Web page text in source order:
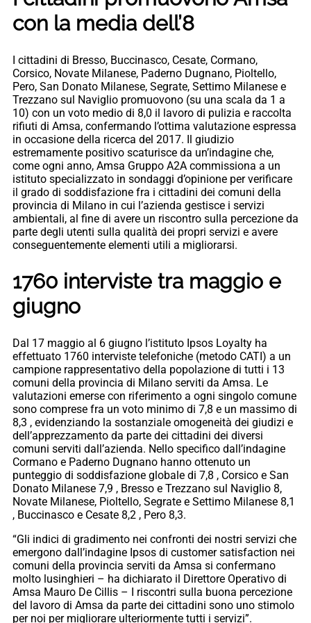
con la media dell’8
I cittadini di Bresso, Buccinasco, Cesate, Cormano,
Corsico, Novate Milanese, Paderno Dugnano, Pioltello,
Pero, San Donato Milanese, Segrate, Settimo Milanese e
Trezzano sul Naviglio promuovono (su una scala da 1 a
10) con un voto medio di 8,0 il lavoro di pulizia e raccolta
rifiuti di Amsa, confermando l’ottima valutazione espressa
in occasione della ricerca del 2017. Il giudizio
estremamente positivo scaturisce da un’indagine che,
come ogni anno, Amsa Gruppo A2A commissiona a un
istituto specializzato in sondaggi d’opinione per verificare
il grado di soddisfazione fra i cittadini dei comuni della
provincia di Milano in cui l’azienda gestisce i servizi
ambientali, al fine di avere un riscontro sulla percezione da
parte degli utenti sulla qualità dei propri servizi e avere
conseguentemente elementi utili a migliorarsi.
1760 interviste tra maggio e
giugno
Dal 17 maggio al 6 giugno l’istituto Ipsos Loyalty ha
effettuato 1760 interviste telefoniche (metodo CATI) a un
campione rappresentativo della popolazione di tutti i 13
comuni della provincia di Milano serviti da Amsa. Le
valutazioni emerse con riferimento a ogni singolo comune
sono comprese fra un voto minimo di 7,8 e un massimo di
8,3 , evidenziando la sostanziale omogeneità dei giudizi e
dell’apprezzamento da parte dei cittadini dei diversi
comuni serviti dall’azienda. Nello specifico dall’indagine
Cormano e Paderno Dugnano hanno ottenuto un
punteggio di soddisfazione globale di 7,8 , Corsico e San
Donato Milanese 7,9 , Bresso e Trezzano sul Naviglio 8,
Novate Milanese, Pioltello, Segrate e Settimo Milanese 8,1
, Buccinasco e Cesate 8,2 , Pero 8,3.
“Gli indici di gradimento nei confronti dei nostri servizi che
emergono dall’indagine Ipsos di customer satisfaction nei
comuni della provincia serviti da Amsa si confermano
molto lusinghieri – ha dichiarato il Direttore Operativo di
Amsa Mauro De Cillis – I riscontri sulla buona percezione
del lavoro di Amsa da parte dei cittadini sono uno stimolo
per noi per migliorare ulteriormente tutti i servizi”.